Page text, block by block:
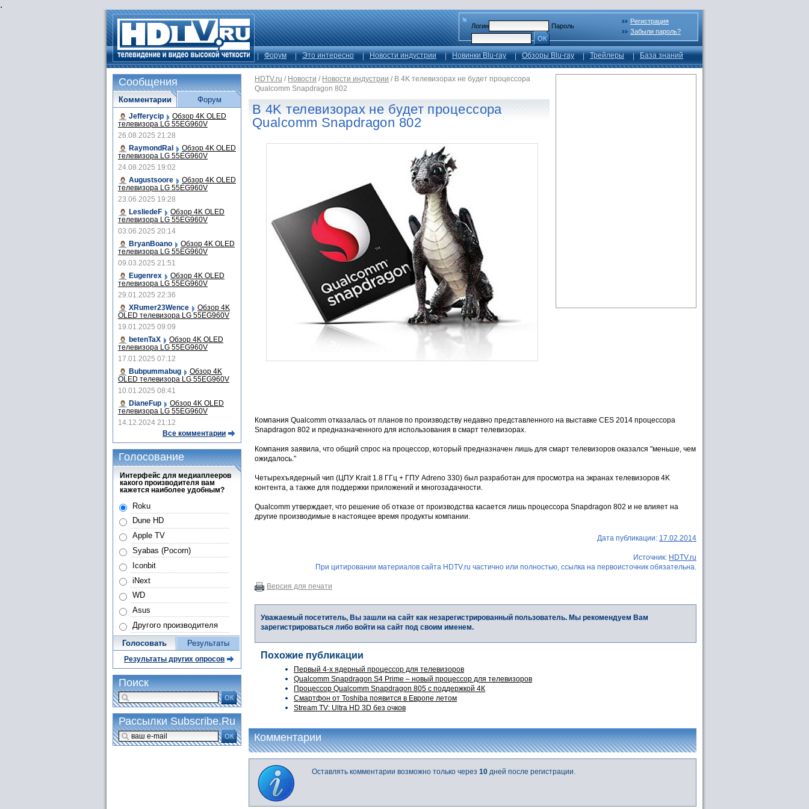
.
Логин
Пароль
ОК
Регистрация
Забыли пароль?
Форум Это интересно Новости индустрии Новинки Blu-ray Обзоры Blu-ray Трейлеры База знаний
HDTV.ru / Новости / Новости индустрии / В 4K телевизорах не будет процессора
Qualcomm Snapdragon 802
В 4K телевизорах не будет процессора
Qualcomm Snapdragon 802
Компания Qualcomm отказалась от планов по производству недавно представленного на выставке CES 2014 процессора
Snapdragon 802 и предназначенного для использования в смарт телевизорах.
Компания заявила, что общий спрос на процессор, который предназначен лишь для смарт телевизоров оказался "меньше, чем
ожидалось."
Четырехъядерный чип (ЦПУ Krait 1.8 ГГц + ГПУ Adreno 330) был разработан для просмотра на экранах телевизоров 4K
контента, а также для поддержки приложений и многозадачности.
Qualcomm утверждает, что решение об отказе от производства касается лишь процессора Snapdragon 802 и не влияет на
другие производимые в настоящее время продукты компании.
Дата публикации: 17.02.2014
Источник: HDTV.ru
При цитировании материалов сайта HDTV.ru частично или полностью, ссылка на первоисточник обязательна.
Версия для печати
Уважаемый посетитель, Вы зашли на сайт как незарегистрированный пользователь. Мы рекомендуем Вам
зарегистрироваться либо войти на сайт под своим именем.
Похожие публикации
Первый 4-х ядерный процессор для телевизоров
Qualcomm Snapdragon S4 Prime – новый процессор для телевизоров
Процессор Qualcomm Snapdragon 805 с поддержкой 4К
Смартфон от Toshiba появится в Европе летом
Stream TV: Ultra HD 3D без очков
Комментарии
Оставлять комментарии возможно только через 10 дней после регистрации.
Сообщения
Комментарии
Jefferycip Обзор 4K OLED
телевизора LG 55EG960V
26.08.2025 21:28
RaymondRal
Обзор 4K OLED
телевизора LG 55EG960V
24.08.2025 19:02
Augustsoore
Обзор 4K OLED
телевизора LG 55EG960V
23.06.2025 19:28
LesliedeF
Обзор 4K OLED
телевизора LG 55EG960V
03.06.2025 20:14
BryanBoano
Обзор 4K OLED
телевизора LG 55EG960V
09.03.2025 21:51
Eugenrex
Обзор 4K OLED
телевизора LG 55EG960V
29.01.2025 22:36
XRumer23Wence
Обзор 4K
OLED телевизора LG 55EG960V
19.01.2025 09:09
betenTaX
Обзор 4K OLED
телевизора LG 55EG960V
17.01.2025 07:12
Bubpummabug
Обзор 4K
OLED телевизора LG 55EG960V
10.01.2025 08:41
DianeFup
Обзор 4K OLED
телевизора LG 55EG960V
14.12.2024 21:12
Все комментарии
Форум
Голосование
Интерфейс для медиаплееров
какого производителя вам
кажется наиболее удобным?
Roku
Dune HD
Apple TV
Syabas (Pocorn)
Iconbit
iNext
WD
Asus
Другого производителя
Голосовать Результаты
Результаты других опросов
Поиск
ОК
Рассылки Subscribe.Ru
ОК